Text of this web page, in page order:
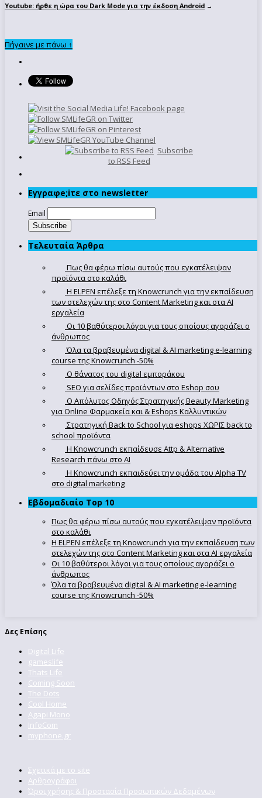
Youtube: ήρθε η ώρα του Dark Mode για την έκδοση Android →
Πήγαινε με πάνω ↑
Subscribe
to RSS Feed
Εγγραφe;iτε στο newsletter
Email
Τελευταία Άρθρα
Πως θα φέρω πίσω αυτούς που εγκατέλειψαν
προϊόντα στο καλάθι
Η ELPEN επέλεξε τη Knowcrunch για την εκπαίδευση
των στελεχών της στο Content Marketing και στα AI
εργαλεία
Οι 10 βαθύτεροι λόγοι για τους οποίους αγοράζει ο
άνθρωπος
Όλα τα βραβευμένα digital & AI marketing e-learning
course της Knowcrunch -50%
Ο θάνατος του digital εμποράκου
SEO για σελίδες προϊόντων στο Eshop σου
Ο Απόλυτoς Οδηγός Στρατηγικής Beauty Marketing
για Online Φαρμακεία και & Eshops Καλλυντικών
Στρατηγική Back to School για eshops ΧΩΡΙΣ back to
school προϊόντα
Η Knowcrunch εκπαίδευσε Attp & Alternative
Research πάνω στο ΑΙ
Η Knowcrunch εκπαιδεύει την ομάδα του Alpha TV
στο digital marketing
Εβδομαδιαίο Top 10
Πως θα φέρω πίσω αυτούς που εγκατέλειψαν προϊόντα
στο καλάθι
Η ELPEN επέλεξε τη Knowcrunch για την εκπαίδευση των
στελεχών της στο Content Marketing και στα AI εργαλεία
Οι 10 βαθύτεροι λόγοι για τους οποίους αγοράζει ο
άνθρωπος
Όλα τα βραβευμένα digital & AI marketing e-learning
course της Knowcrunch -50%
Δες Επίσης
Digital Life
gameslife
Thats Life
Coming Soon
The Dots
Cool Home
Agapi Mono
InfoCom
myphone.gr
Σχετικά με το site
Αρθρογράφοι
Όροι χρήσης & Προστασία Προσωπικών Δεδομένων